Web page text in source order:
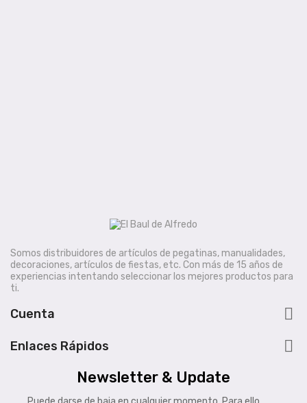
Somos distribuidores de artículos de pegatinas, manualidades,
decoraciones, artículos de fiestas, etc. Con más de 15 años de
experiencias intentando seleccionar los mejores productos para
ti.
Cuenta 
Enlaces Rápidos 
Newsletter & Update